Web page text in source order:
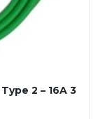
2 – 16A 3